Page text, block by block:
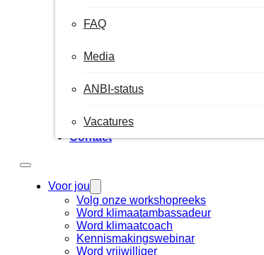
FAQ
Media
ANBI-status
Vacatures
Contact
Voor jou
Volg onze workshopreeks
Word klimaatambassadeur
Word klimaatcoach
Kennismakingswebinar
Word vrijwilliger